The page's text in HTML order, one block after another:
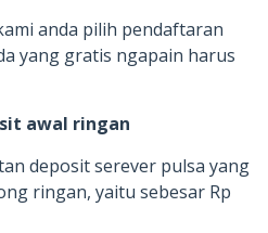
anda pilih pendaftaran
yang gratis ngapain harus
awal ringan
deposit serever pulsa yang
ringan, yaitu sebesar Rp